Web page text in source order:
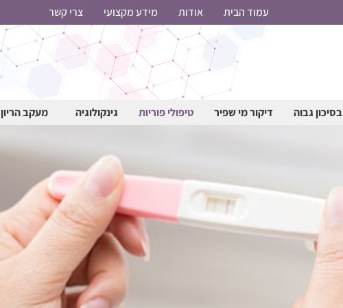
עמוד הבית אודות מידע מקצועי צרי קשר
בסיכון גבוה דיקור מי שפיר טיפולי פוריות גינקולוגיה מעקב הריון